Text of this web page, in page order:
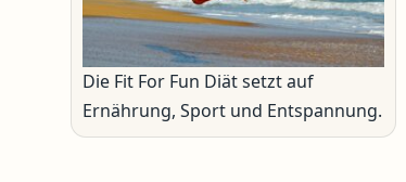
Die Fit For Fun Diät setzt auf
Ernährung, Sport und Entspannung.